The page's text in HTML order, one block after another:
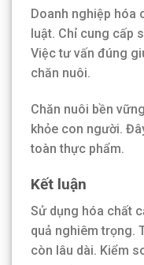
Doanh nghiệp hóa
luật. Chỉ cung cấp
Việc tư vấn đúng
chăn nuôi.
Chăn nuôi bền
khỏe con người.
toàn thực phẩm.
Kết luận
Sử dụng hóa chất
quả nghiêm trọng.
còn lâu dài. Kiểm